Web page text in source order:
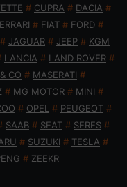
# CUPRA # DACIA #
# FIAT # FORD #
# JAGUAR # JEEP # KGM
LANCIA # LAND ROVER #
CO # MASERATI #
# MG MOTOR # MINI #
# OPEL # PEUGEOT #
SAAB # SEAT # SERES #
# SUZUKI # TESLA #
# ZEEKR